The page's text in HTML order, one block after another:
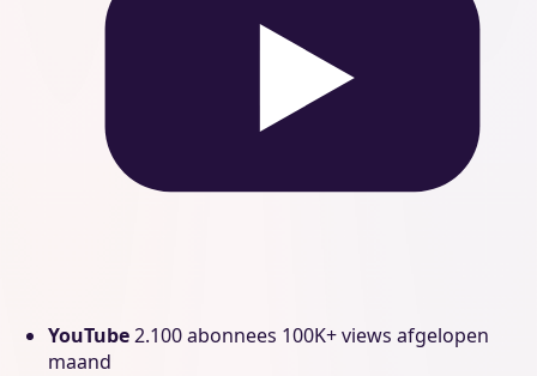
YouTube2.100 abonnees 100K+ views afgelopen
maand